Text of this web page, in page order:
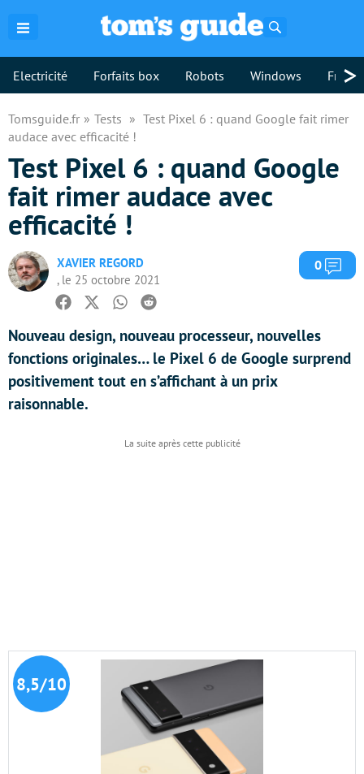
Electricité Forfaits box Robots Windows >
Tomsguide.fr Tests
Test Pixel 6 : quand Google fait rimer
audace avec efficacité !
Test Pixel 6 : quand Google
fait rimer audace avec
efficacité !
XAVIER REGORD
, le 25 octobre 2021
0
Facebook
TwitterWhatsapp
Reddit
Nouveau design, nouveau processeur, nouvelles
fonctions originales… le Pixel 6 de Google surprend
positivement tout en s’affichant à un prix
raisonnable.
8,5/10